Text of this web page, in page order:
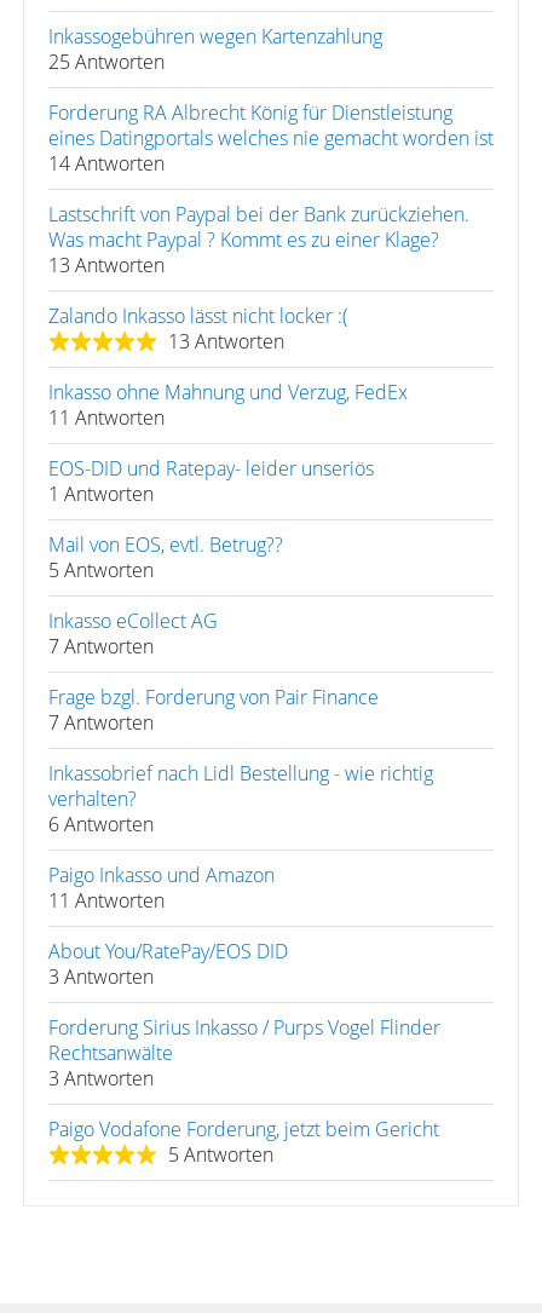
Inkassogebühren wegen Kartenzahlung
25 Antworten
Forderung RA Albrecht König für Dienstleistung
eines Datingportals welches nie gemacht worden ist
14 Antworten
Lastschrift von Paypal bei der Bank zurückziehen.
Was macht Paypal ? Kommt es zu einer Klage?
13 Antworten
Zalando Inkasso lässt nicht locker :(
13 Antworten
Inkasso ohne Mahnung und Verzug, FedEx
11 Antworten
EOS-DID und Ratepay- leider unseriös
1 Antworten
Mail von EOS, evtl. Betrug??
5 Antworten
Inkasso eCollect AG
7 Antworten
Frage bzgl. Forderung von Pair Finance
7 Antworten
Inkassobrief nach Lidl Bestellung - wie richtig
verhalten?
6 Antworten
Paigo Inkasso und Amazon
11 Antworten
About You/RatePay/EOS DID
3 Antworten
Forderung Sirius Inkasso / Purps Vogel Flinder
Rechtsanwälte
3 Antworten
Paigo Vodafone Forderung, jetzt beim Gericht
5 Antworten